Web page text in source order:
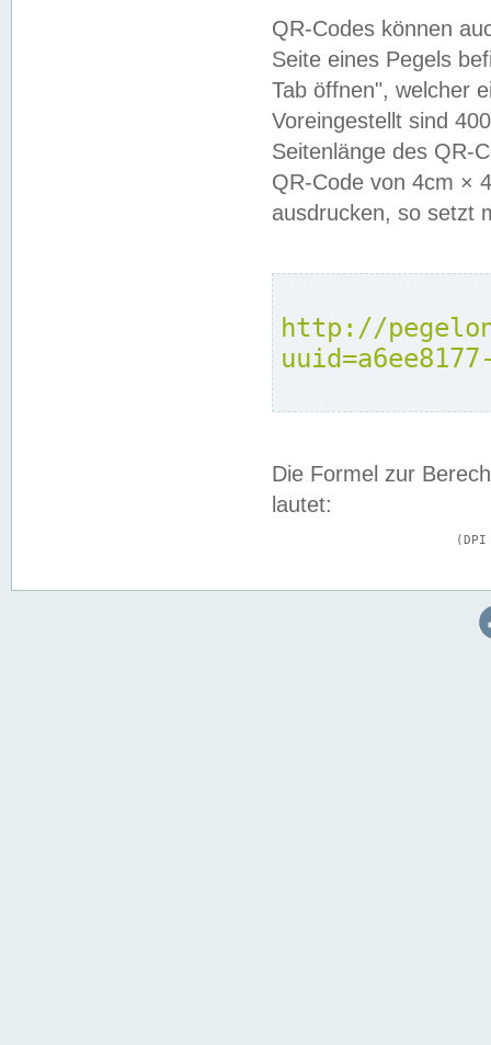
QR-Codes können
Seite eines Pegels
Tab öffnen", welcher
Voreingestellt sind
Seitenlänge des QR-
QR-Code von 4cm ×
ausdrucken, so setzt
http://
Die Formel zur
lautet: